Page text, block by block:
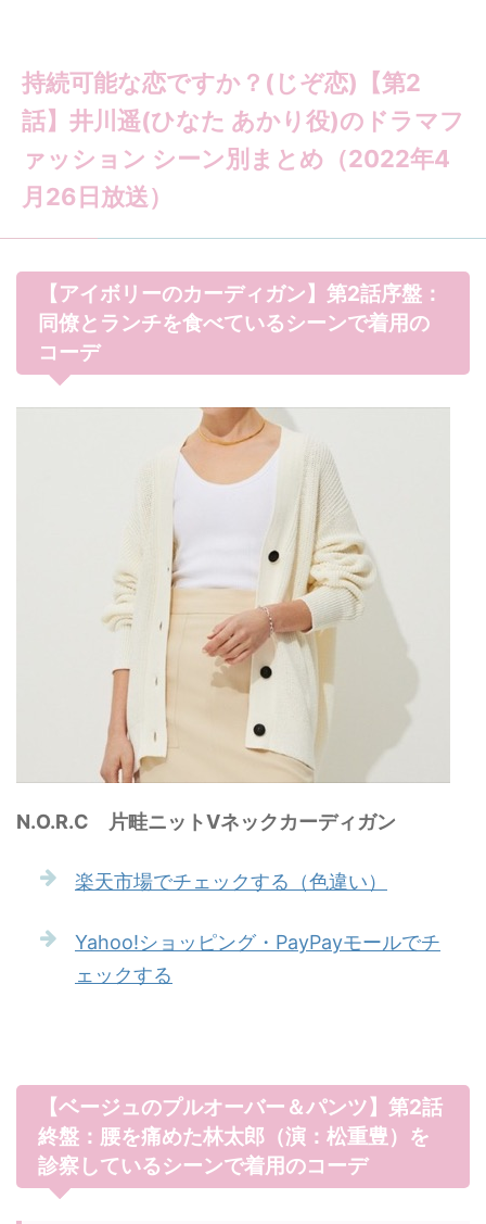
持続可能な恋ですか？(じぞ恋)【第2
話】井川遥(ひなた あかり役)のドラマフ
ァッション シーン別まとめ（2022年4
月26日放送）
【アイボリーのカーディガン】第2話序盤：
同僚とランチを食べているシーンで着用の
コーデ
N.O.R.C 片畦ニットVネックカーディガン
楽天市場でチェックする（色違い）
Yahoo!ショッピング・PayPayモールでチ
ェックする
【ベージュのプルオーバー＆パンツ】第2話
終盤：腰を痛めた林太郎（演：松重豊）を
診察しているシーンで着用のコーデ